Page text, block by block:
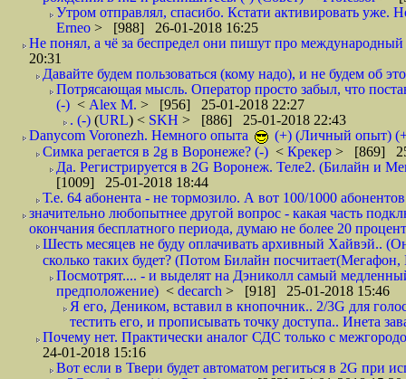
Утром отправлял, спасибо. Кстати активировать уже.
Erneo > [988] 26-01-2018 16:25
Не понял, а чё за беспредел они пишут про
20:31
Давайте будем пользоваться (кому надо), и не будем об
Потрясающая мысль. Оператор просто забыл, что
(-) < Alex M. > [956] 25-01-2018 22:27
. (-) (URL) < SKH > [886] 25-01-2018 22:43
Danycom Voronezh. Немного опыта
(+) (Личный опыт)
Симка регается в 2g в Воронеже? (-) < Крекер > [869]
Да. Регистрируется в 2G Воронеж. Теле2. (Билайн и
[1009] 25-01-2018 18:44
Т.е. 64 абонента - не тормозило. А вот 100/1000
значительно любопытнее другой вопрос - какая часть
окончания бесплатного периода, думаю не более 20
Шесть месяцев не буду оплачивать архивный Хайвэй..
сколько таких будет? (Потом Билайн
Посмотрят.... - и выделят на Дэниколл самый
предположение) < decarch > [918] 25-01-2018 15:46
Я его, Деником, вставил в кнопочник.. 2/3G для
тестить его, и прописывать точку доступа.. Инета
Почему нет. Практически аналог СДС только с
24-01-2018 15:16
Вот если в Твери будет автоматом региться в 2G при